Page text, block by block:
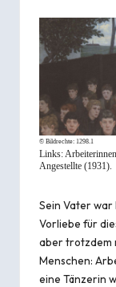
© Bildrechte: 1298.1
Links:
Angestellte (1931).
Sein Vater
Vorliebe für
aber trotzdem
Menschen:
eine Tänzerin